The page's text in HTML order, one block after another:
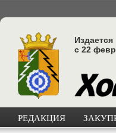
Издается
с 22
РЕДАКЦИЯ